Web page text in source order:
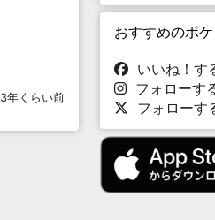
3年くらい前
おすすめのボ
いいね！す
フォローす
フォローす